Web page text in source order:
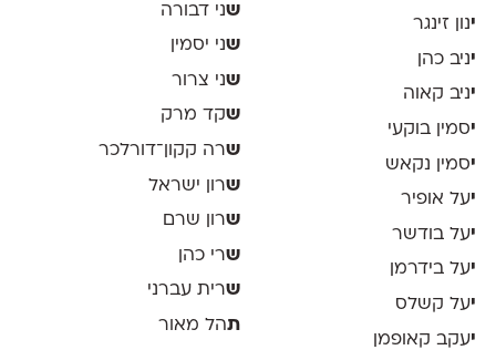
ינון זינגר
יניב כהן
יניב קאוה
יסמין בוקעי
יסמין נקאש
יעל אופיר
יעל בודשר
יעל בידרמן
יעל קשלס
יעקב קאופמן
שני דבורה
שני יסמין
שני צרור
שקד מרק
שרה קקון־דורלכר
שרון ישראל
שרון שרם
שרי כהן
שרית עברני
תהל מאור